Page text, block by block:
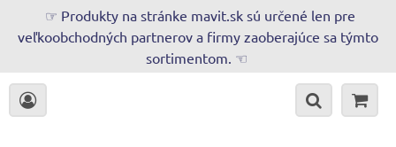
☞ Produkty na stránke mavit.sk sú určené len pre
veľkoobchodných partnerov a firmy zaoberajúce sa týmto
sortimentom. ☜